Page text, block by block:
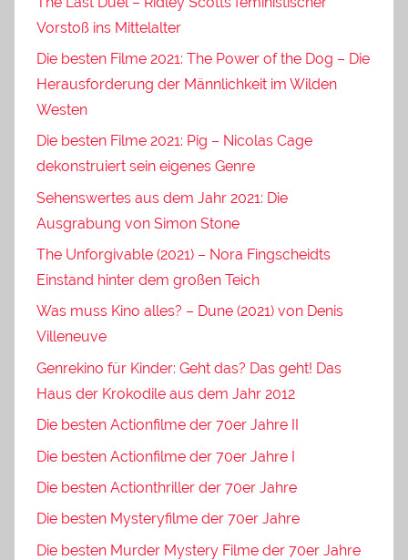
Vorstoß ins Mittelalter
Die besten Filme 2021: The Power of the Dog – Die
Herausforderung der Männlichkeit im Wilden
Westen
Die besten Filme 2021: Pig – Nicolas Cage
dekonstruiert sein eigenes Genre
Sehenswertes aus dem Jahr 2021: Die
Ausgrabung von Simon Stone
The Unforgivable (2021) – Nora Fingscheidts
Einstand hinter dem großen Teich
Was muss Kino alles? – Dune (2021) von Denis
Villeneuve
Genrekino für Kinder: Geht das? Das geht! Das
Haus der Krokodile aus dem Jahr 2012
Die besten Actionfilme der 70er Jahre II
Die besten Actionfilme der 70er Jahre I
Die besten Actionthriller der 70er Jahre
Die besten Mysteryfilme der 70er Jahre
Die besten Murder Mystery Filme der 70er Jahre